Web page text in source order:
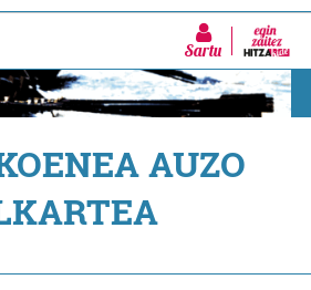
Sartu
AUZO